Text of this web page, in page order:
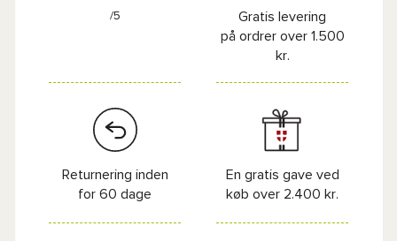
/5
Gratis levering
på ordrer over 1.500
kr.
Returnering inden
for 60 dage
En gratis gave ved
køb over 2.400 kr.